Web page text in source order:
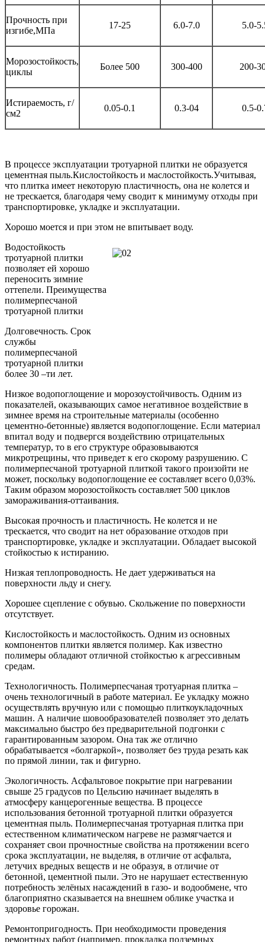
Прочность при
изгибе,МПа
17-25 6.0-7.0 5.0-
Морозостойкость,
циклы
Более 500 300-400 200-
Истираемость, г/
см2
0.05-0.1 0.3-04 0.5-
В процессе эксплуатации тротуарной плитки не образуется
цементная пыль.Кислостойкость и маслостойкость.Учитывая,
что плитка имеет некоторую пластичность, она не колется и
не трескается, благодаря чему сводит к минимуму отходы при
транспортировке, укладке и эксплуатации.
Хорошо моется и при этом не впитывает воду.
Водостойкость
тротуарной плитки
позволяет ей хорошо
переносить зимние
оттепели. Преимущества
полимерпесчаной
тротуарной плитки
Долговечность. Срок
службы
полимерпесчаной
тротуарной плитки
более 30 –ти лет.
Низкое водопоглощение и морозоустойчивость. Одним из
показателей, оказывающих самое негативное воздействие в
зимнее время на строительные материалы (особенно
цементно-бетонные) является водопоглощение. Если материал
впитал воду и подвергся воздействию отрицательных
температур, то в его структуре образовываются
микротрещины, что приведет к его скорому разрушению. С
полимерпесчаной тротуарной плиткой такого произойти не
может, поскольку водопоглощение ее составляет всего 0,03%.
Таким образом морозостойкость составляет 500 циклов
замораживания-оттаивания.
Высокая прочность и пластичность. Не колется и не
трескается, что сводит на нет образование отходов при
транспортировке, укладке и эксплуатации. Обладает высокой
стойкостью к истиранию.
Низкая теплопроводность. Не дает удерживаться на
поверхности льду и снегу.
Хорошее сцепление с обувью. Скольжение по поверхности
отсутствует.
Кислостойкость и маслостойкость. Одним из основных
компонентов плитки является полимер. Как известно
полимеры обладают отличной стойкостью к агрессивным
средам.
Технологичность. Полимерпесчаная тротуарная плитка –
очень технологичный в работе материал. Ее укладку можно
осуществлять вручную или с помощью плиткоукладочных
машин. А наличие шовообразователей позволяет это делать
максимально быстро без предварительной подгонки с
гарантированным зазором. Она так же отлично
обрабатывается «болгаркой», позволяет без труда резать как
по прямой линии, так и фигурно.
Экологичность. Асфальтовое покрытие при нагревании
свыше 25 градусов по Цельсию начинает выделять в
атмосферу канцерогенные вещества. В процессе
использования бетонной тротуарной плитки образуется
цементная пыль. Полимерпесчаная тротуарная плитка при
естественном климатическом нагреве не размягчается и
сохраняет свои прочностные свойства на протяжении всего
срока эксплуатации, не выделяя, в отличие от асфальта,
летучих вредных веществ и не образуя, в отличие от
бетонной, цементной пыли. Это не нарушает естественную
потребность зелёных насаждений в газо- и водообмене, что
благоприятно сказывается на внешнем облике участка и
здоровье горожан.
Ремонтопригодность. При необходимости проведения
ремонтных работ (например, прокладка подземных